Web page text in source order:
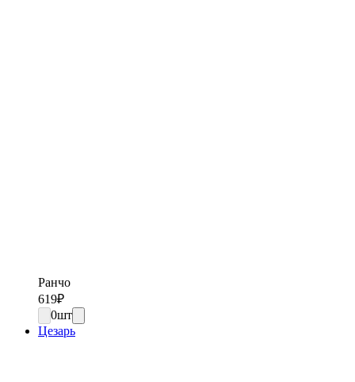
Ранчо
619₽
0шт
Цезарь